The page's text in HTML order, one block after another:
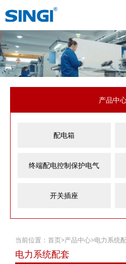
产品中
配电箱
终端配电控制保护电气
开关插座
当前位置： 首页>产品中心>电力系统
电力系统配套